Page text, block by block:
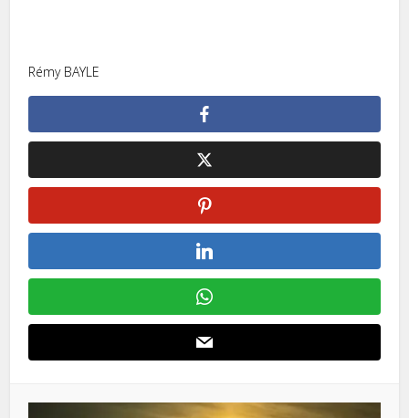
Rémy BAYLE